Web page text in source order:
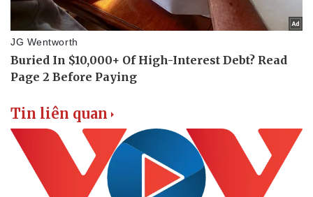
Pháp luật
Quân sự - Quốc phòng
Vũ khí
Tin liên quan